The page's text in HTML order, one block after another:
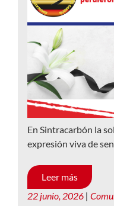
En Sintracarbón la
expresión viva de
Leer más
22 junio, 2026 |